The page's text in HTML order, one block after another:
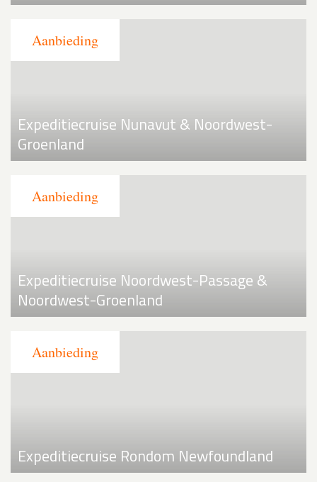
Expeditiecruise Nunavut & Noordwest-
Groenland
Expeditiecruise Noordwest-Passage &
Noordwest-Groenland
Expeditiecruise Rondom Newfoundland